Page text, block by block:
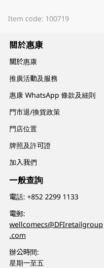
Item code: 100719
關於惠康
關於惠康
推廣活動及服務
惠康 WhatsApp 條款及細則
門市退/換貨政策
門店位置
牌照及許可證
加入我們
一般查詢
電話:+852 2299 1133
電郵:
wellcomecs@DFIretailgroup
.com
辦公時間:
星期一至五